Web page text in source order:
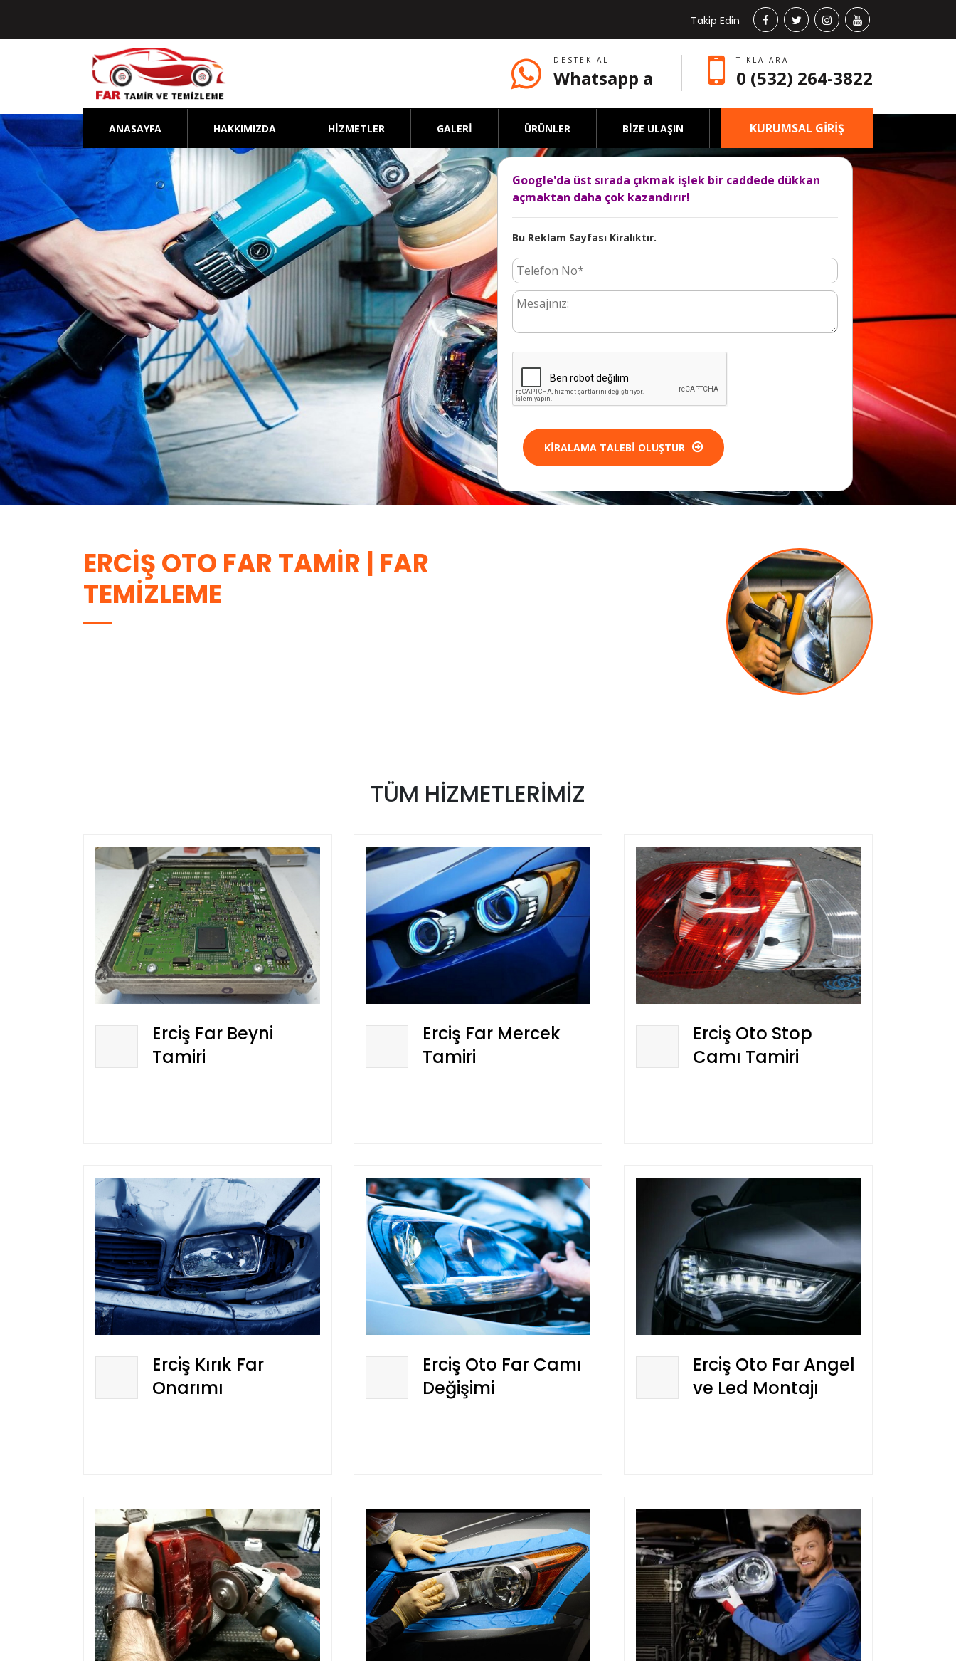
Takip Edin
DESTEK AL
Whatsapp a
TIKLA ARA
0 (532) 264-3822
ANASAYFA HAKKIMIZDA HİZMETLER GALERİ ÜRÜNLER BİZE ULAŞIN KURUMSAL GİRİŞ
Google'da üst sırada çıkmak işlek bir caddede dükkan
açmaktan daha çok kazandırır!
Bu Reklam Sayfası Kiralıktır.
KIRALAMA TALEBI OLUŞTUR
ERCIŞ OTO FAR TAMIR | FAR
TEMIZLEME
TÜM HİZMETLERİMİZ
Erciş Far Beyni
Tamiri
Erciş Far Mercek
Tamiri
Erciş Oto Stop
Camı Tamiri
Erciş Kırık Far
Onarımı
Erciş Oto Far Camı
Değişimi
Erciş Oto Far Angel
ve Led Montajı